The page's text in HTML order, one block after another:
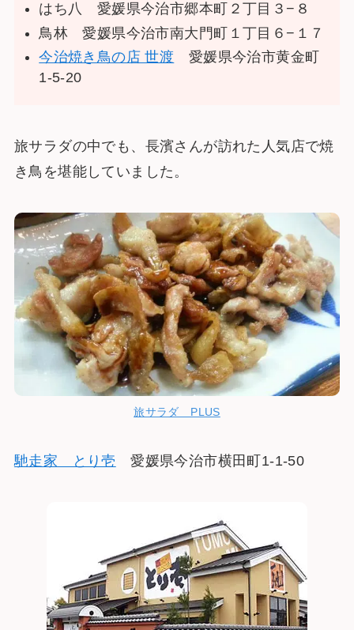
はち八 愛媛県今治市郷本町２丁目３−８
鳥林 愛媛県今治市南大門町１丁目６−１７
今治焼き鳥の店 世渡 愛媛県今治市黄金町
1-5-20
旅サラダの中でも、長濱さんが訪れた人気店で焼
き鳥を堪能していました。
旅サラダ PLUS
馳走家 とり壱 愛媛県今治市横田町1-1-50